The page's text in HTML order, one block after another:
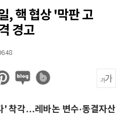
, 핵 협상 '막판 고
경고
' 착각…레바논 변수·동결자산